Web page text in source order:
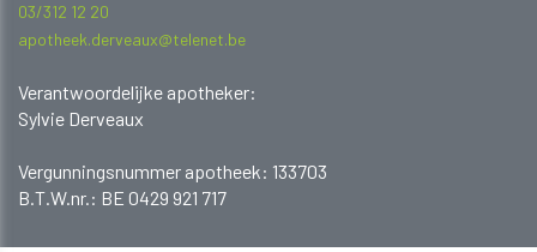
03/312 12 20
apotheek.derveaux@telenet.be
Verantwoordelijke apotheker:
Sylvie Derveaux
​​​​​​Vergunningsnummer apotheek: 133703
B.T.W.nr.: BE 0429 921 717